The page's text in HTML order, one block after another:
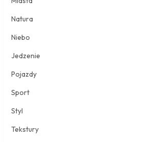
Natura
Niebo
Jedzenie
Pojazdy
Sport
Styl
Tekstury